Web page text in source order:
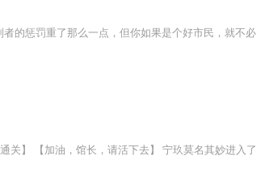
的惩罚重了那么一点，但你如果是个好市民，就不必
】 【加油，馆长，请活下去】 宁玖莫名其妙进入了